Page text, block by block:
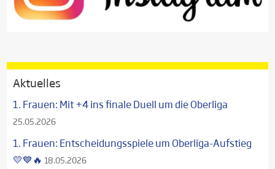
Aktuelles
1. Frauen: Mit +4 ins finale Duell um die Oberliga
25.05.2026
1. Frauen: Entscheidungsspiele um Oberliga-Aufstieg
💛💙🔥 18.05.2026